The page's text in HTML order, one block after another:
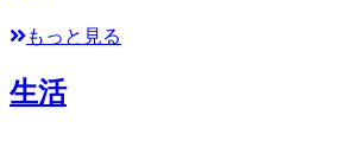
もっと見る
生活